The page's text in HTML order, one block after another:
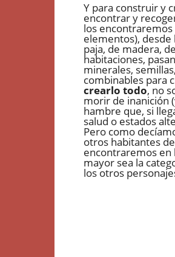
Y para construir y
encontrar y
los
elementos), desde
paja, de madera,
habitaciones,
minerales,
combinables para
crearlo todo, no
morir de inanición
hambre que, si
salud o estados
Pero como
otros habitantes
encontraremos en
mayor sea la
los otros